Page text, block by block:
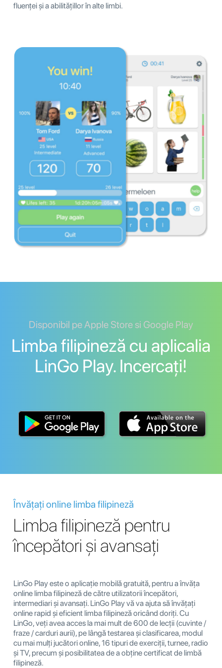
fluenței și a abilitățillor în alte limbi.
Disponibil pe Apple Store si Google Play
Limba filipineză cu aplicalia
LinGo Play. Incercați!
Învățați online limba filipineză
Limba filipineză pentru
începători și avansați
LinGo Play este o aplicație mobilă gratuită, pentru a învăța
online limba filipineză de către utilizatorii începători,
intermediari și avansați. LinGo Play vă va ajuta să învățați
online rapid și eficient limba filipineză oricând doriți. Cu
LinGo, veți avea acces la mai mult de 600 de lecții (cuvinte /
fraze / carduri aurii), pe lângă testarea și clasificarea, modul
cu mai mulți jucători online, 16 tipuri de exerciții, turnee, radio
și TV, precum și posibilitatea de a obține certificat de limbă
filipineză.